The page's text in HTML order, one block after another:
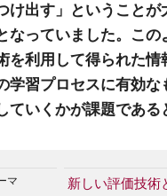
け出す」ということが
なっていました。この
を利用して得られた情
学習プロセスに有効
ていくかが課題である
マ 新しい評価技術